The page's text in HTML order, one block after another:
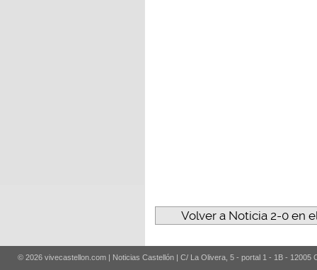
Volver a Noticia 2-0 en
© 2026 vivecastellon.com | Noticias Castellón | C/ La Olivera, 5 - portal 1 - 1B - 12005